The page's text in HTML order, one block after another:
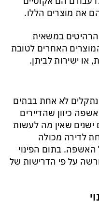
את מוצרים הללו.
הרהיטים במשאית
האחרים לטובת
ישירות לביתן.
נתקלים לא אחת בבתים
כיוון שהדיירים
ישנים שאין מה לעשות
לדירה מכולה
האשפה. בתום הפינוי
על פי הדרישות של